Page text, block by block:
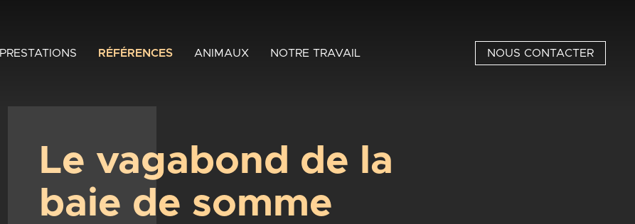
PRESTATIONS RÉFÉRENCES ANIMAUX NOTRE TRAVAIL NOUS CONTACTER
Le vagabond de la
baie de somme